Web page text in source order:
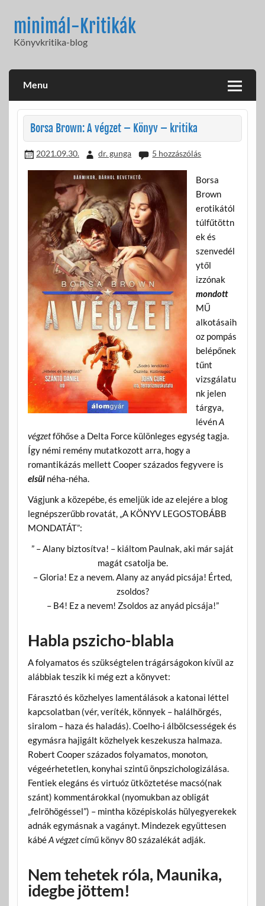
contentminimál-Kritikák
Könyvkritika-blog
Menu
Borsa Brown: A végzet – Könyv – kritika
2021.09.30. dr. gunga 5 hozzászólás
Borsa
Brown
erotikától
túlfűtöttn
ek és
szenvedél
ytől
izzónak
mondott
MŰ
alkotásaih
oz pompás
belépőnek
tűnt
vizsgálatu
nk jelen
tárgya,
lévénA
végzetfőhőse a Delta Force különleges egység tagja.
Így némi remény mutatkozott arra, hogy a
romantikázás mellett Cooper százados fegyvere is
elsülnéha-néha.
Vágjunk a közepébe, és emeljük ide az elejére a blog
legnépszerűbb rovatát, „A KÖNYV LEGOSTOBÁBB
MONDATÁT”:
” – Alany biztosítva! – kiáltom Paulnak, aki már saját
magát csatolja be.
– Gloria! Ez a nevem. Alany az anyád picsája! Érted,
zsoldos?
– B4! Ez a nevem! Zsoldos az anyád picsája!”
Habla pszicho-blabla
A folyamatos és szükségtelen trágárságokon kívül az
alábbiak teszik ki még ezt a könyvet:
Fárasztó és közhelyes lamentálások a katonai léttel
kapcsolatban (vér, veríték, könnyek – halálhörgés,
siralom – haza és haladás). Coelho-i álbölcsességek és
egymásra hajigált közhelyek keszekusza halmaza.
Robert Cooper százados folyamatos, monoton,
végeérhetetlen, konyhai szintű önpszichologizálása.
Fentiek elegáns és virtuóz ütköztetése macsó(nak
szánt) kommentárokkal (nyomukban az obligát
„felröhögéssel”) – mintha középiskolás hülyegyerekek
adnák egymásnak a vagányt. Mindezek együttesen
kábéA végzetcímű könyv 80 százalékát adják.
Nem tehetek róla, Maunika,
idegbe jöttem!